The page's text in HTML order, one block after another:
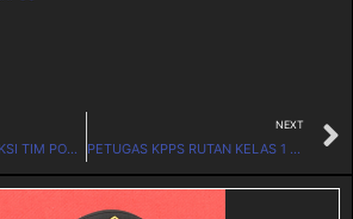
PELAKSANAAN SELEKSI TIM POKJA PEMBANGUNAN ZONA INTEGRITAS MENUJU WBK DAN WBBM TAHUN 2024 RUTAN KELAS I JAKARTA PUSAT
NEXT
PETUGAS KPPS RUTAN KELAS 1 JAKARTA PUSAT DAN LAPAS KELAS, IIA SALEMBA MENGIKUTI BIMBINGAN TEKNIS PELAKSANAAN PEMILU 2024